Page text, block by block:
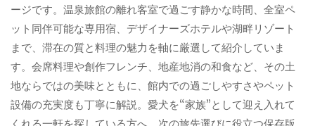
ージです。温泉旅館の離れ客室で過ごす静かな時間、全室ペ
ット同伴可能な専用宿、デザイナーズホテルや湖畔リゾート
まで、滞在の質と料理の魅力を軸に厳選して紹介していま
す。会席料理や創作フレンチ、地産地消の和食など、その土
地ならではの美味とともに、館内での過ごしやすさやペット
設備の充実度も丁寧に解説。愛犬を“家族”として迎え入れて